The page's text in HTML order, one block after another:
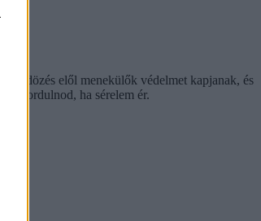
üldözés elől menekülők védelmet kapjanak, és
fordulnod, ha sérelem ér.